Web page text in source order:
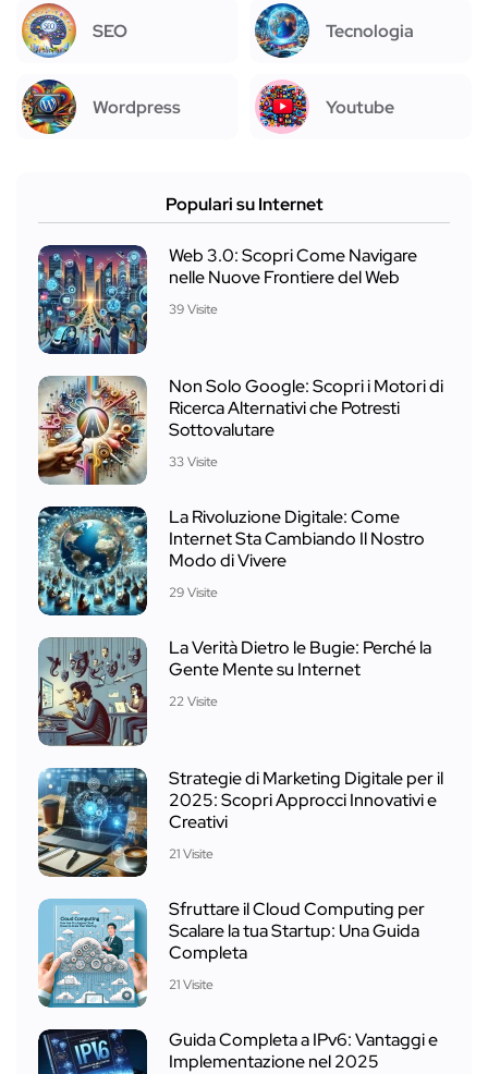
SEO Tecnologia
Wordpress Youtube
Populari su Internet
Web 3.0: Scopri Come Navigare
nelle Nuove Frontiere del Web
39 Visite
Non Solo Google: Scopri i Motori di
Ricerca Alternativi che Potresti
Sottovalutare
33 Visite
La Rivoluzione Digitale: Come
Internet Sta Cambiando Il Nostro
Modo di Vivere
29 Visite
La Verità Dietro le Bugie: Perché la
Gente Mente su Internet
22 Visite
Strategie di Marketing Digitale per il
2025: Scopri Approcci Innovativi e
Creativi
21 Visite
Sfruttare il Cloud Computing per
Scalare la tua Startup: Una Guida
Completa
21 Visite
Guida Completa a IPv6: Vantaggi e
Implementazione nel 2025